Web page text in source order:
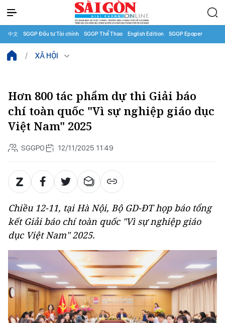
中文 SGGP Đầu tư Tài chính SGGP Thể Thao English Edition SGGP Epaper
XÃ HỘI
Hơn 800 tác phẩm dự thi Giải báo
chí toàn quốc "Vì sự nghiệp giáo dục
Việt Nam" 2025
SGGPO 12/11/2025 11:49
Chiều 12-11, tại Hà Nội, Bộ GD-ĐT họp báo tổng
kết Giải báo chí toàn quốc "Vì sự nghiệp giáo
dục Việt Nam" 2025.